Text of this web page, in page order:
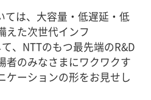
ては、大容量・低遅延・低
えた次世代インフ
、NTTのもつ最先端のR&D
者のみなさまにワクワクす
ケーションの形をお見せし